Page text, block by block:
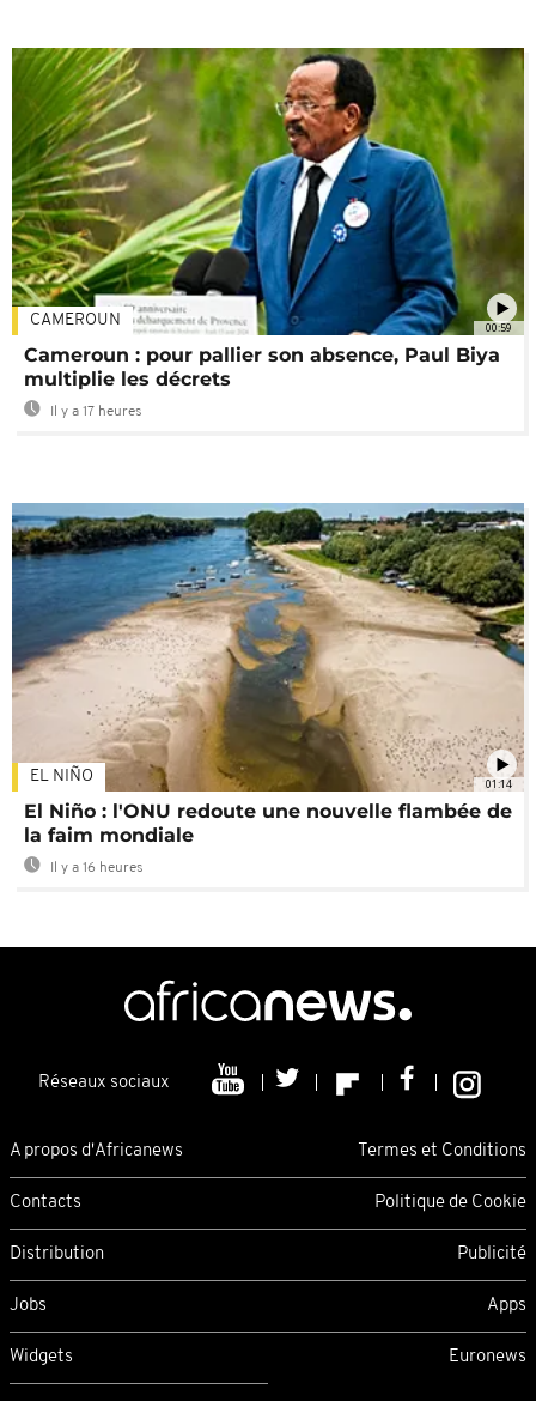
00:59
CAMEROUN
Cameroun : pour pallier son absence, Paul Biya
multiplie les décrets
Il y a 17 heures
01:14
EL NIÑO
El Niño : l'ONU redoute une nouvelle flambée de
la faim mondiale
Il y a 16 heures
Réseaux sociaux
A propos d'Africanews Termes et Conditions
Contacts Politique de Cookie
Distribution Publicité
Jobs Apps
Widgets Euronews